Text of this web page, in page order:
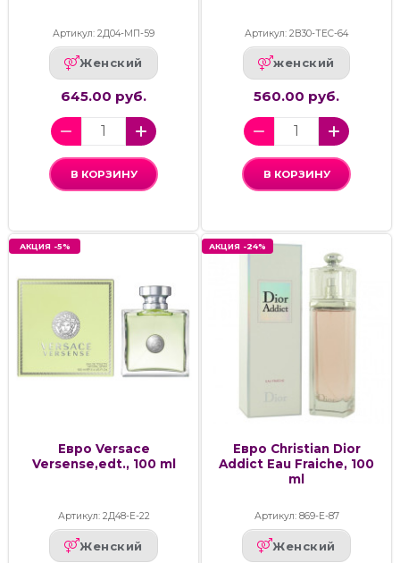
Артикул: 2Д04-МП-59
Женский
645.00 руб.
В КОРЗИНУ
Артикул: 2В30-ТЕС-64
женский
560.00 руб.
В КОРЗИНУ
АКЦИЯ -5%
Евро Versace
Versense,edt., 100 ml
Артикул: 2Д48-Е-22
Женский
АКЦИЯ -24%
Евро Christian Dior
Addict Eau Fraiche, 100
ml
Артикул: 869-Е-87
Женский